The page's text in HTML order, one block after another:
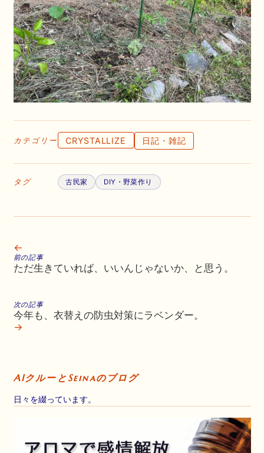
カテゴリー CRYSTALLIZE 日記・雑記
タグ 古民家 DIY・野菜作り
←
前の記事
ただ生きていれば、いいんじゃないか、と思う。
次の記事
今年も、衣替えの防虫対策にラベンダー。
→
AIクルーとSeinaのブログ
日々を綴っています。